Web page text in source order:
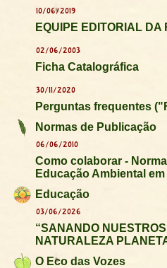
10/06/2019
EQUIPE EDITORIAL DA
02/06/2003
Ficha Catalográfica
30/11/2020
Perguntas frequentes
Normas de Publicação
06/06/2010
Como colaborar -
Educação Ambiental
Educação
03/06/2026
“SANANDO
NATURALEZA
O Eco das Vozes